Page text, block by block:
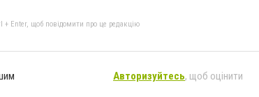
+ Enter, щоб повідомити про це редакцію
Авторизуйтесь, щоб оцінити